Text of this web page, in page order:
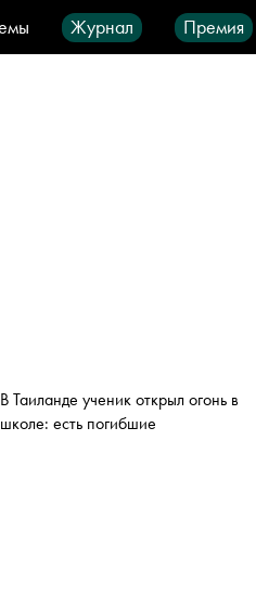
Журнал Премия
Видео Город IT-продукты
В Таиланде ученик открыл огонь в
школе: есть погибшие